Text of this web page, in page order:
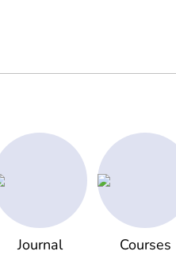
Journal Courses